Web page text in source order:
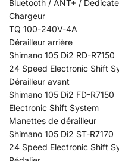
Bluetooth / ANT+ /
Chargeur
TQ 100-240V-4A
Dérailleur arrière
Shimano 105 Di2 RD-R7150
24 Speed Electronic Shift
Dérailleur avant
Shimano 105 Di2 FD-R7150
Electronic Shift System
Manettes de dérailleur
Shimano 105 Di2 ST-R7170
24 Speed Electronic Shift